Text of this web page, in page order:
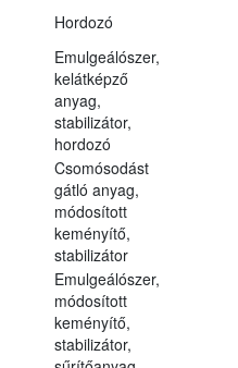
Hordozó
Emulgeálószer,
kelátképző
anyag,
stabilizátor,
hordozó
Csomósodást
gátló anyag,
módosított
keményítő,
stabilizátor
Emulgeálószer,
módosított
keményítő,
stabilizátor,